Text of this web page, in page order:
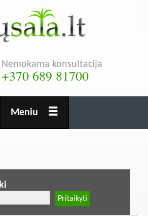
Pereiti
į
pagrindinį
turinį
Nemokama konsultacija
+370 689 81700
Meniu
Iki